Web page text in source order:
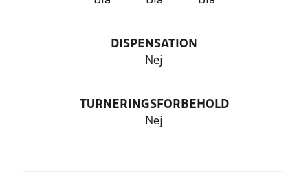
DISPENSATION
Nej
TURNERINGSFORBEHOLD
Nej